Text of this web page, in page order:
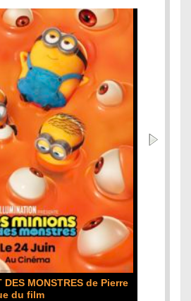
Nolan : la